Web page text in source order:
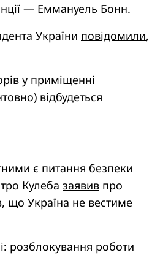
— Еммануель Бонн.
України повідомили,
у приміщенні
відбудеться
є питання безпеки
Кулеба заявив про
що Україна не вестиме
розблокування роботи